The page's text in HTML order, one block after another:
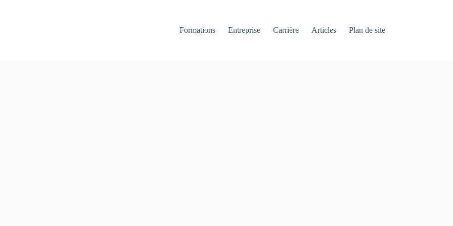
Formations
Entreprise Carrière Articles Plan de site